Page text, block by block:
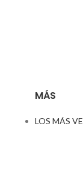
MÁS
LOS MÁS